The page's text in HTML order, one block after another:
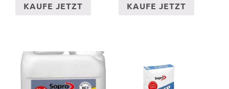
KAUFE JETZT KAUFE JETZT